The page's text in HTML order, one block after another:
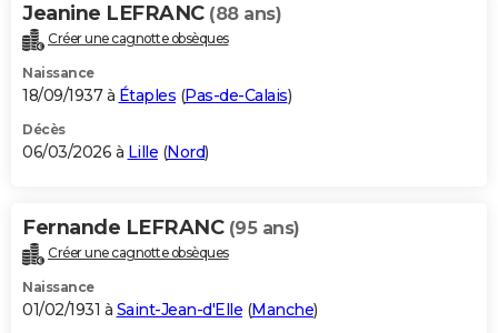
Jeanine LEFRANC (88 ans)
Créer une cagnotte obsèques
Naissance
18/09/1937 à Étaples (Pas-de-Calais)
Décès
06/03/2026 à Lille (Nord)
Fernande LEFRANC (95 ans)
Créer une cagnotte obsèques
Naissance
01/02/1931 à Saint-Jean-d'Elle (Manche)